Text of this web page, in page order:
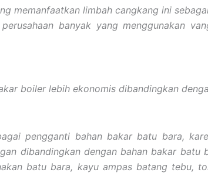
memanfaatkan limbah cangkang ini
banyak yang menggunakan
boiler lebih ekonomis dibandingkan
pengganti bahan bakar batu bara,
dibandingkan dengan bahan bakar batu
batu bara, kayu ampas batang tebu,